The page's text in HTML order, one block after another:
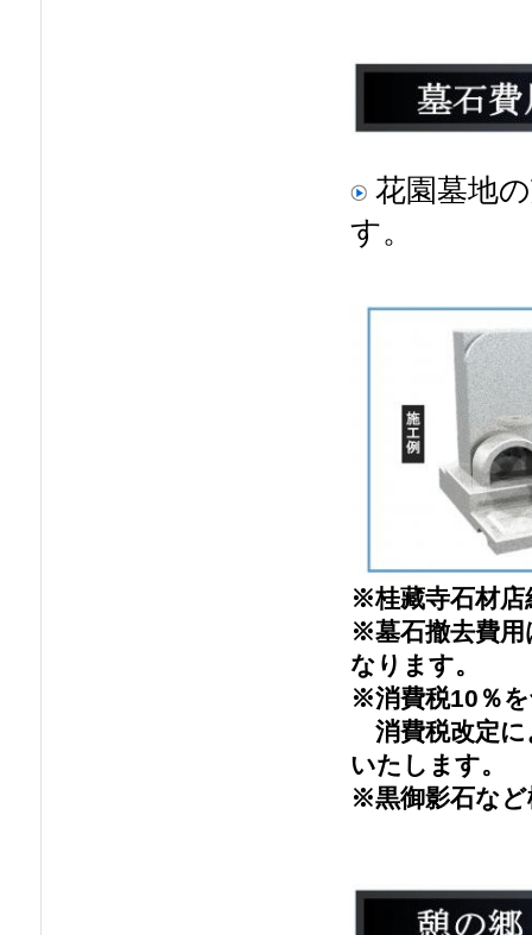
花園墓地
す。
※桂藏寺石材店
※墓石撤去費用
なります。
※消費税10％
消費税改定に
いたします。
※黒御影石な